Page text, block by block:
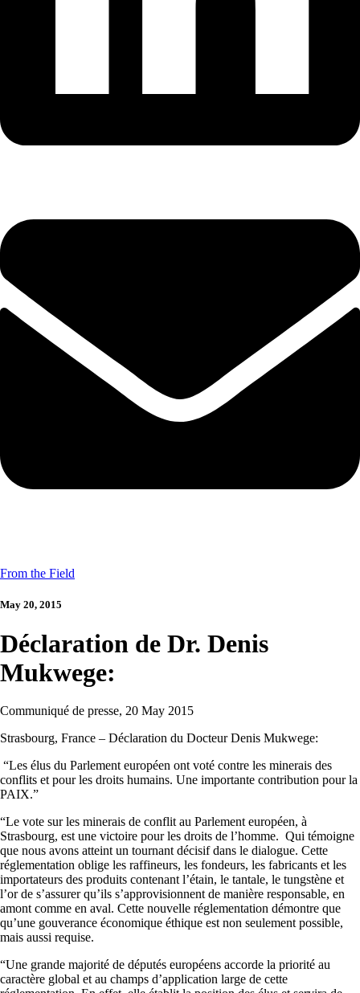
From the Field
May 20, 2015
Déclaration de Dr. Denis
Mukwege:
Communiqué de presse, 20 May 2015
Strasbourg, France – Déclaration du Docteur Denis Mukwege:
“Les élus du Parlement européen ont voté contre les minerais des
conflits et pour les droits humains. Une importante contribution pour la
PAIX.”
“Le vote sur les minerais de conflit au Parlement européen, à
Strasbourg, est une victoire pour les droits de l’homme. Qui témoigne
que nous avons atteint un tournant décisif dans le dialogue. Cette
réglementation oblige les raffineurs, les fondeurs, les fabricants et les
importateurs des produits contenant l’étain, le tantale, le tungstène et
l’or de s’assurer qu’ils s’approvisionnent de manière responsable, en
amont comme en aval. Cette nouvelle réglementation démontre que
qu’une gouverance économique éthique est non seulement possible,
mais aussi requise.
“Une grande majorité de députés européens accorde la priorité au
caractère global et au champs d’application large de cette